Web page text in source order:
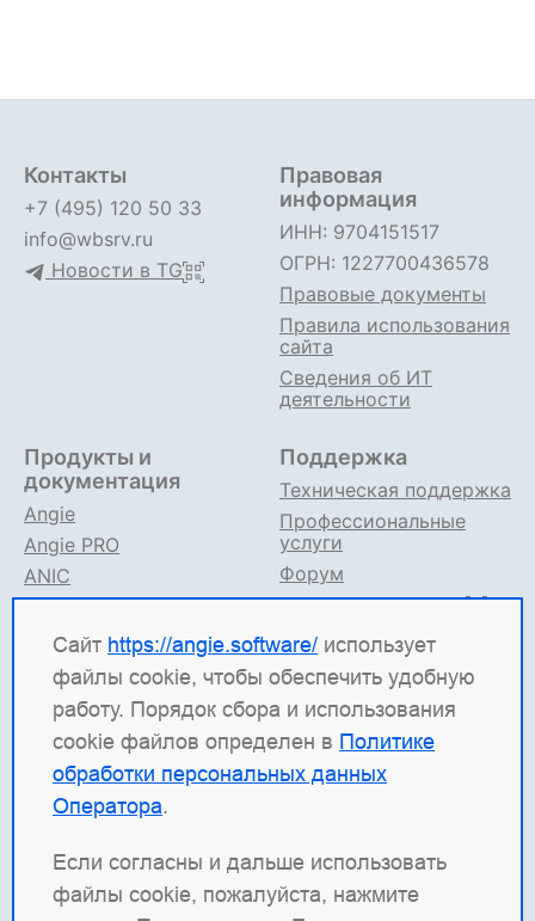
Сайт https://angie.software/ использует
файлы cookie, чтобы обеспечить удобную
работу. Порядок сбора и использования
cookie файлов определен в Политике
обработки персональных данных
Оператора.
Если согласны и дальше использовать
файлы cookie, пожалуйста, нажмите
Контакты
+7 (495) 120 50 33
info@wbsrv.ru
Новости в TG
Правовая
информация
ИНН: 9704151517
ОГРН: 1227700436578
Правовые документы
Правила использования
сайта
Сведения об ИТ
деятельности
Продукты и
документация
Angie
Angie PRO
ANIC
Angie ADC
Документация
Поддержка
Техническая поддержка
Профессиональные
услуги
Форум
Поддержка в TG
Angie Software(ООО "Веб-Сервер") — российская
ИТ-компания, которая развивает решения для
высоконагруженных систем. Среди наших
продуктов: система балансировки
(контроллер доставки приложений), веб-сервер
Angie PROиAngie Ingress Controller(ANIC) —
решение для управления трафиком